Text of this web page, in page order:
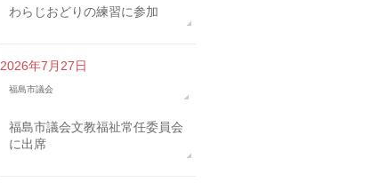
わらじおどりの練習に参加
2026年7月27日
福島市議会
福島市議会文教福祉常任委員会
に出席